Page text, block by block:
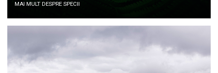
MAI MULT DESPRE SPECII